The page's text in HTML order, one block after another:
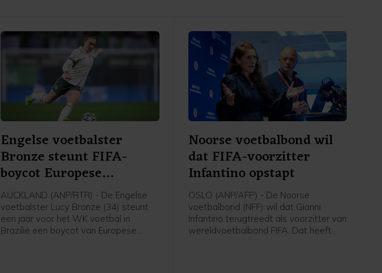
Engelse voetbalster
Bronze steunt FIFA-
boycot Europese
speelsters
AUCKLAND (ANP/RTR) - De Engelse
voetbalster Lucy Bronze (34) steunt
een jaar voor het WK voetbal in
Brazilië een boycot van Europese
Noorse voetbalbond wil
dat FIFA-voorzitter
Infantino opstapt
OSLO (ANP/AFP) - De Noorse
voetbalbond (NFF) wil dat Gianni
Infantino terugtreedt als voorzitter van
wereldvoetbalbond FIFA. Dat heeft